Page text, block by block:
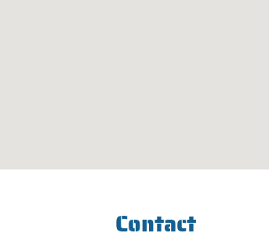
Contact